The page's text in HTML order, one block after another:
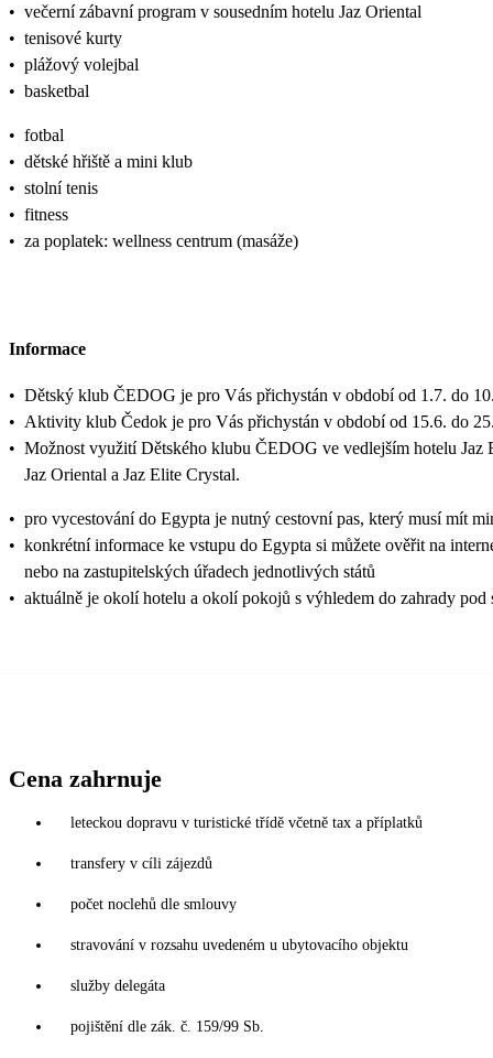
• večerní zábavní program v sousedním hotelu Jaz Oriental
• tenisové kurty
• plážový volejbal
• basketbal
• fotbal
• dětské hřiště a mini klub
• stolní tenis
• fitness
• za poplatek: wellness centrum (masáže)
Informace
• Dětský klub ČEDOG je pro Vás přichystán v období od 1.7. do
• Aktivity klub Čedok je pro Vás přichystán v období od 15.6. do
• Možnost využití Dětského klubu ČEDOG ve vedlejším hotelu
Jaz Oriental a Jaz Elite Crystal.
• pro vycestování do Egypta je nutný cestovní pas, který musí mít
• konkrétní informace ke vstupu do Egypta si můžete ověřit na
nebo na zastupitelských úřadech jednotlivých států
• aktuálně je okolí hotelu a okolí pokojů s výhledem do zahrady pod
Cena zahrnuje
leteckou dopravu v turistické třídě včetně tax a příplatků
transfery v cíli zájezdů
počet noclehů dle smlouvy
stravování v rozsahu uvedeném u ubytovacího objektu
služby delegáta
pojištění dle zák. č. 159/99 Sb.